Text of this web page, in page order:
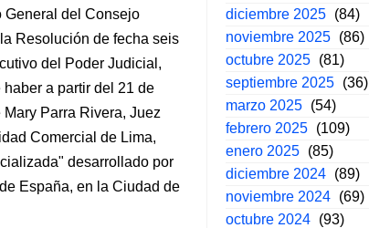
General del Consejo
Resolución de fecha seis
del Poder Judicial,
a partir del 21 de
Parra Rivera, Juez
Comercial de Lima,
desarrollado por
España, en la Ciudad de
diciembre 2025 (84)
noviembre 2025 (86)
octubre 2025 (81)
septiembre 2025 (36)
marzo 2025 (54)
febrero 2025 (109)
enero 2025 (85)
diciembre 2024 (89)
noviembre 2024 (69)
octubre 2024 (93)